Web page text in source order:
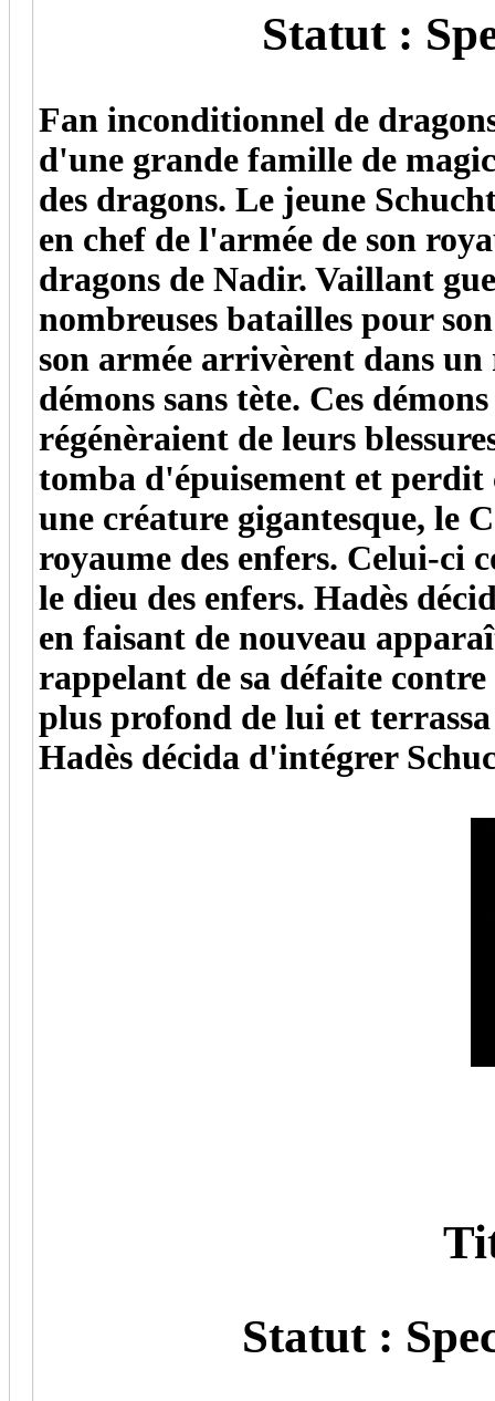
Statut :
Fan inconditionnel de
d'une grande famille de
des dragons. Le jeune
en chef de l'armée de son
dragons de Nadir. Vaillant
nombreuses batailles pour
son armée arrivèrent dans
démons sans tète. Ces
régénèraient de leurs
tomba d'épuisement et perdit
une créature gigantesque, le
royaume des enfers. Celui-ci
le dieu des enfers. Hadès
en faisant de nouveau
rappelant de sa défaite
plus profond de lui et
Hadès décida d'intégrer
Statut :